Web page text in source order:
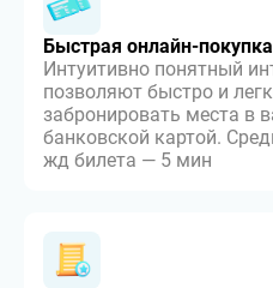
Быстрая онлайн-покупка
Интуитивно понятный
позволяют быстро и
забронировать места в
банковской картой.
жд билета — 5 мин